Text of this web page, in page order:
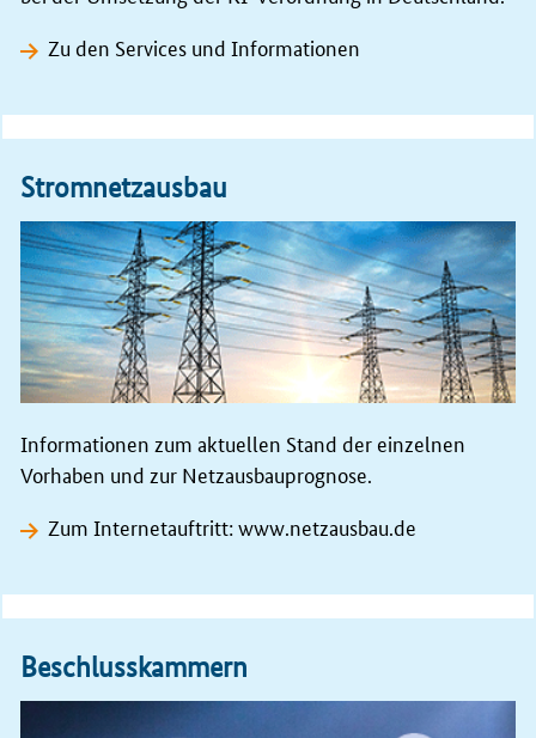
Zu den Services und Informationen
Stromnetzausbau
Informationen zum aktuellen Stand der einzelnen
Vorhaben und zur Netzausbauprognose.
Zum Internetauftritt: www.netzausbau.de
Beschlusskammern